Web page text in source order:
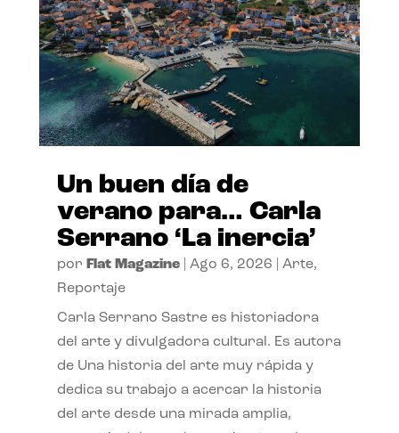
Un buen día de
verano para… Carla
Serrano ‘La inercia’
por Flat Magazine| Ago 6, 2026 Arte,
Reportaje
Carla Serrano Sastre es historiadora
del arte y divulgadora cultural. Es autora
de Una historia del arte muy rápida y
dedica su trabajo a acercar la historia
del arte desde una mirada amplia,